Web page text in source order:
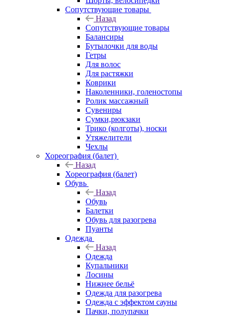
Сопутствующие товары
Назад
Сопутствующие товары
Балансиры
Бутылочки для воды
Гетры
Для волос
Для растяжки
Коврики
Наколенники, голеностопы
Ролик массажный
Сувениры
Сумки,рюкзаки
Трико (колготы), носки
Утяжелители
Чехлы
Хореография (балет)
Назад
Хореография (балет)
Обувь
Назад
Обувь
Балетки
Обувь для разогрева
Пуанты
Одежда
Назад
Одежда
Купальники
Лосины
Нижнее бельё
Одежда для разогрева
Одежда с эффектом сауны
Пачки, полупачки